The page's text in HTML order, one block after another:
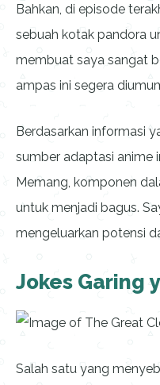
Bahkan, di episode
sebuah kotak pandora
membuat saya sangat
ampas ini segera
Berdasarkan informasi
sumber adaptasi anime
Memang, komponen
untuk menjadi bagus.
mengeluarkan potensi
Jokes Garing
Salah satu yang